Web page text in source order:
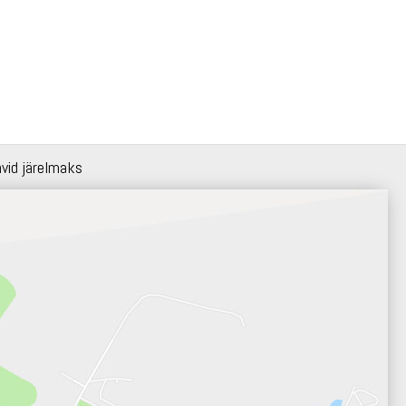
järelmaks